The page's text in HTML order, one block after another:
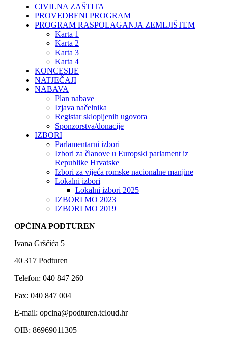
CIVILNA ZAŠTITA
PROVEDBENI PROGRAM
PROGRAM RASPOLAGANJA ZEMLJIŠTEM
Karta 1
Karta 2
Karta 3
Karta 4
KONCESIJE
NATJEČAJI
NABAVA
Plan nabave
Izjava načelnika
Registar sklopljenih ugovora
Sponzorstva/donacije
IZBORI
Parlamentarni izbori
Izbori za članove u Europski parlament iz
Republike Hrvatske
Izbori za vijeća romske nacionalne manjine
Lokalni izbori
Lokalni izbori 2025
IZBORI MO 2023
IZBORI MO 2019
OPĆINA PODTUREN
Ivana Grščića 5
40 317 Podturen
Telefon: 040 847 260
Fax: 040 847 004
E-mail: opcina@podturen.tcloud.hr
OIB: 86969011305